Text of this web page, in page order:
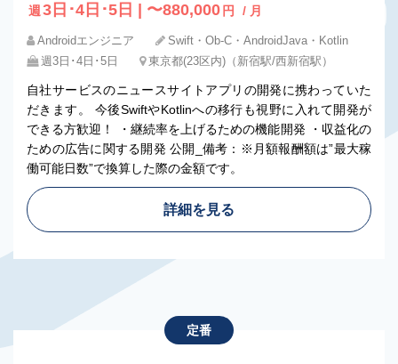
週 3日･4日･5日 | 〜880,000 円 / 月
Androidエンジニア
Swift・Ob-C・AndroidJava・Kotlin
週3日･4日･5日
東京都(23区内)（新宿駅/西新宿駅）
自社サービスのニュースサイトアプリの開発に携わっていた
だきます。 今後SwiftやKotlinへの移行も視野に入れて開発が
できる方歓迎！ ・継続率を上げるための機能開発 ・収益化の
ための広告に関する開発 公開_備考：※月額報酬額は”最大稼
働可能日数”で換算した際の金額です。
詳細を見る
定番